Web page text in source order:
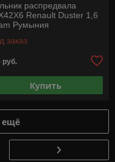
распредвала
Renault Duster 1,6
Румыния
заказ
руб.
Купить
ещё